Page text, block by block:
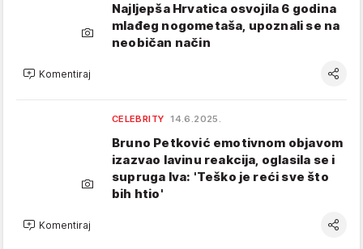
Najljepša Hrvatica osvojila 6 godina
mlađeg nogometaša, upoznali se na
neobičan način
Komentiraj
CELEBRITY 14.6.2025.
Bruno Petković emotivnom objavom
izazvao lavinu reakcija, oglasila se i
supruga Iva: 'Teško je reći sve što
bih htio'
Komentiraj